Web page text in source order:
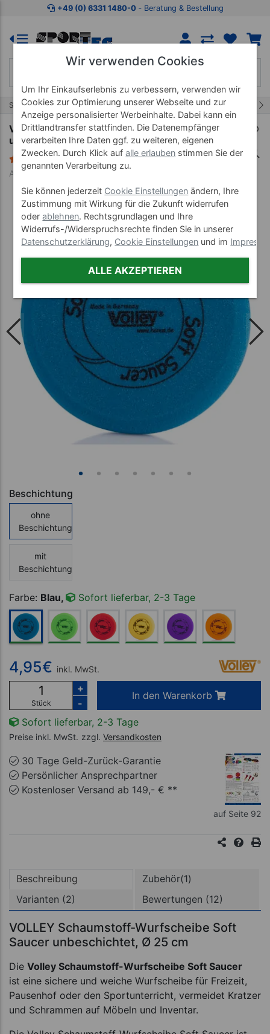
Zum Kaufbereich springen Zur Produktbeschreibung
+49 (0) 6331 1480-0 ‐ Beratung & Bestellung
Start Fit und Fun Schaumstoffartikel
VOLLEY Schaumstoff-Wurfscheibe Soft Saucer
unbeschichtet, Ø 25 cm
12 Bewertungen
Art-Nr. 01251--01
Beschichtung
ohne
Beschichtung
mit
Beschichtung
Farbe: Blau, Sofort lieferbar, 2-3 Tage
4,95€ inkl. MwSt.
Stück
+
-
In den Warenkorb
Sofort lieferbar, 2-3 Tage
Preise inkl. MwSt. zzgl. Versandkosten
30 Tage Geld-Zurück-Garantie
Persönlicher Ansprechpartner
Kostenloser Versand ab 149,- € **
auf Seite 92
Beschreibung
Zubehör(1)
Varianten (2)
Bewertungen (12)
VOLLEY Schaumstoff-Wurfscheibe Soft
Saucer unbeschichtet, Ø 25 cm
Die Volley Schaumstoff-Wurfscheibe Soft Saucer
ist eine sichere und weiche Wurfscheibe für Freizeit,
Pausenhof oder den Sportunterricht, vermeidet Kratzer
und Schrammen auf Möbeln und Inventar.
Wir verwenden Cookies
Um Ihr Einkaufserlebnis zu verbessern, verwenden wir
Cookies zur Optimierung unserer Webseite und zur
Anzeige personalisierter Werbeinhalte. Dabei kann ein
Drittlandtransfer stattfinden. Die Datenempfänger
verarbeiten Ihre Daten ggf. zu weiteren, eigenen
Zwecken. Durch Klick aufalle erlauben stimmen Sie der
genannten Verarbeitung zu.
Sie können jederzeit Cookie Einstellungen ändern, Ihre
Zustimmung mit Wirkung für die Zukunft widerrufen
oderablehnen. Rechtsgrundlagen und Ihre
Widerrufs-/Widerspruchsrechte finden Sie in unserer
Datenschutzerklärung, Cookie Einstellungen und im
ALLE AKZEPTIEREN